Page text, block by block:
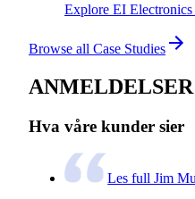
Explore EI
Browse all Case Studies
Hva våre kunder sier
Les full Jim